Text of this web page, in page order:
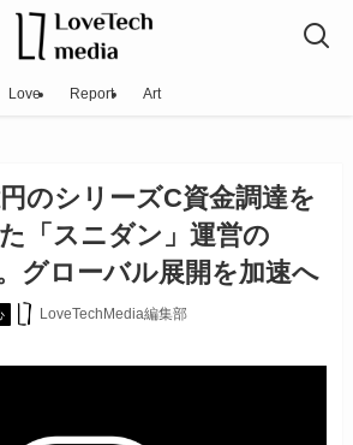
Love Report Art
のシリーズC資金調達を
「スニダン」運営の
グローバル展開を加速へ
LoveTechMedia編集部